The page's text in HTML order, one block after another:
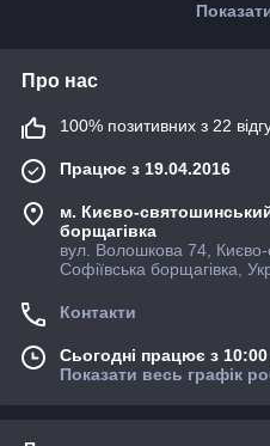
Про нас
100% позитивних з 22
Працює з 19.04.2016
м. Києво-
борщагівка
вул. Волошкова 74,
Софіївська борщагівка,
Контакти
Сьогодні працює з
Показати весь графік